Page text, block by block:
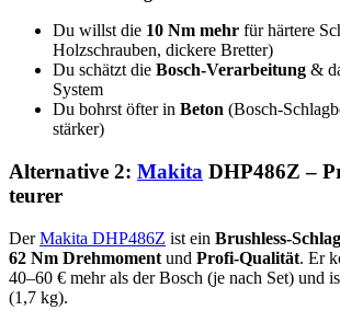
Du willst die 10 Nm mehr für härtere
Holzschrauben, dickere Bretter)
Du schätzt die Bosch-Verarbeitung &
System
Du bohrst öfter in Beton (Bosch-
stärker)
Alternative 2: Makita DHP486Z –
teurer
DerMakita DHP486Z ist ein Brushless-
62 Nm Drehmoment und Profi-Qualität. Er
40–60 € mehr als der Bosch (je nach Set) und
(1,7 kg).